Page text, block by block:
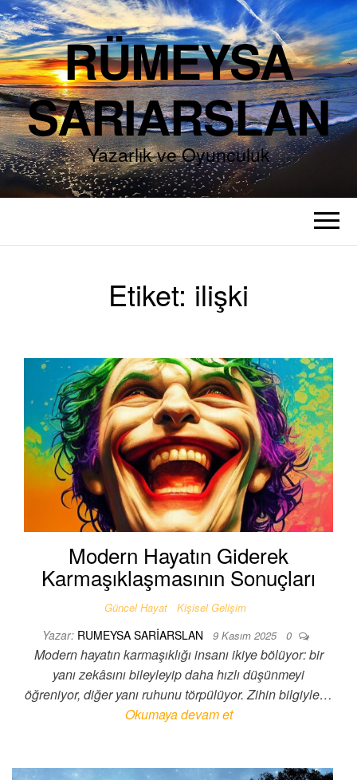
RÜMEYSA
SARIARSLAN
Yazarlık ve Oyunculuk
Etiket: ilişki
Modern Hayatın Giderek
Karmaşıklaşmasının Sonuçları
Güncel Hayat Kişisel Gelişim
Yazar: RUMEYSA SARIARSLAN 9 Kasım 2025 0
Modern hayatın karmaşıklığı insanı ikiye bölüyor: bir
yanı zekâsını bileyleyip daha hızlı düşünmeyi
öğreniyor, diğer yanı ruhunu törpülüyor. Zihin bilgiyle…
Okumaya devam et